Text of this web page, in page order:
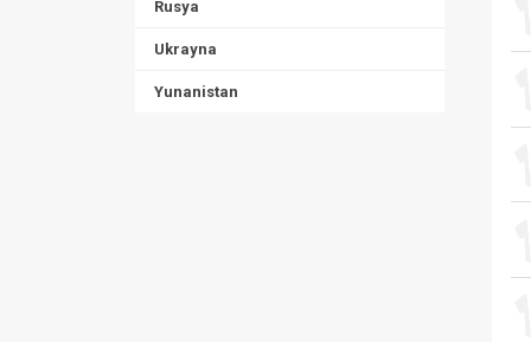
Rusya
Ukrayna
Yunanistan